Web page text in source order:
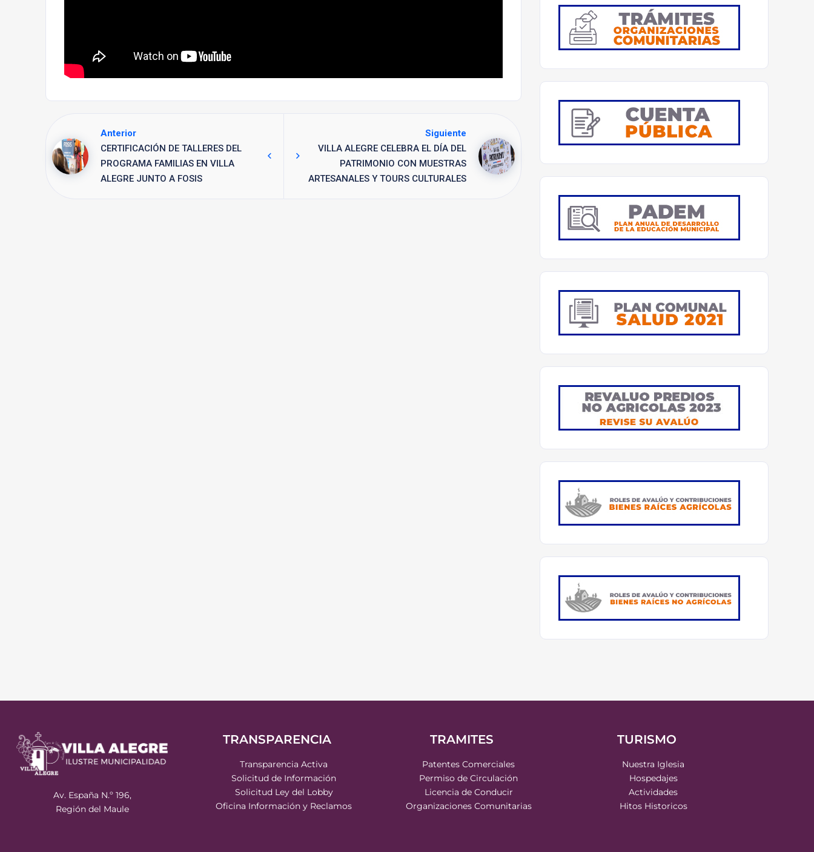
Anterior
CERTIFICACIÓN DE TALLERES DEL
PROGRAMA FAMILIAS EN VILLA
ALEGRE JUNTO A FOSIS
Siguiente
VILLA ALEGRE CELEBRA EL DÍA DEL
PATRIMONIO CON MUESTRAS
ARTESANALES Y TOURS CULTURALES
Av. España N.º 196,
Región del Maule
TRANSPARENCIA
Transparencia Activa
Solicitud de Información
Solicitud Ley del Lobby
Oficina Información y Reclamos
TRAMITES
Patentes Comerciales
Permiso de Circulación
Licencia de Conducir
Organizaciones Comunitarias
TURISMO
Nuestra Iglesia
Hospedajes
Actividades
Hitos Historicos